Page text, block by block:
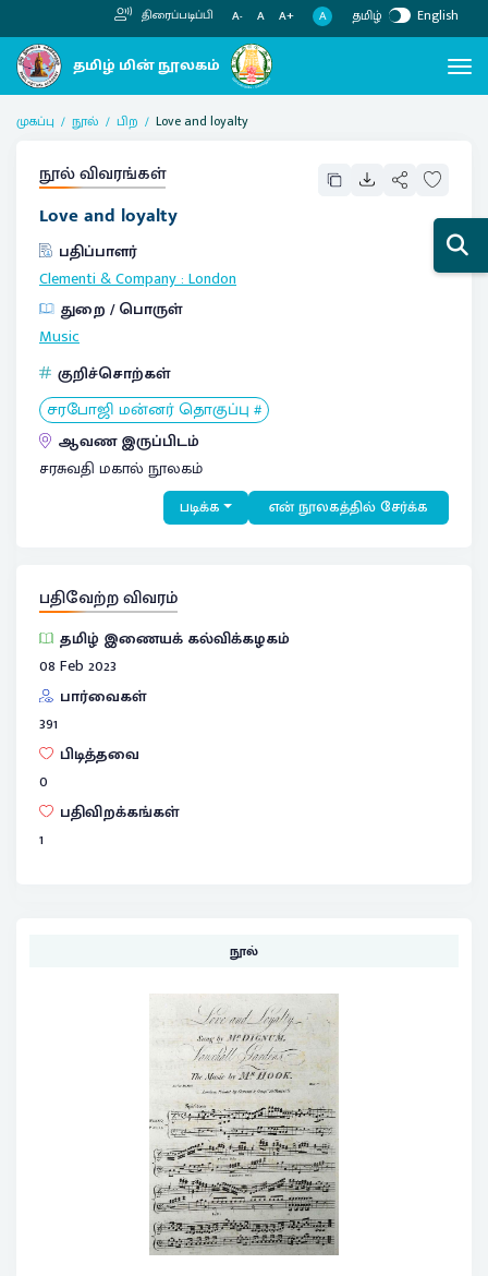
திரைப்படிப்பி A- A A+ A தமிழ் English
முகப்பு நூல் பிற Love and loyalty
நூல் விவரங்கள்
Love and loyalty
பதிப்பாளர்
Clementi & Company:London
துறை / பொருள்
Music
குறிச்சொற்கள்
சரபோஜி மன்னர் தொகுப்பு #
ஆவண இருப்பிடம்
சரசுவதி மகால் நூலகம்
படிக்க என் நூலகத்தில் சேர்க்க
பதிவேற்ற விவரம்
தமிழ் இணையக் கல்விக்கழகம்
08 Feb 2023
பார்வைகள்
391
பிடித்தவை
0
பதிவிறக்கங்கள்
1
நூல்